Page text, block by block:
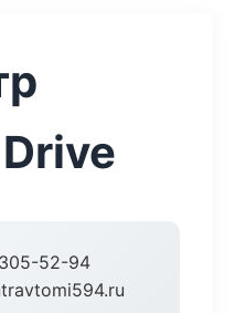
52-94